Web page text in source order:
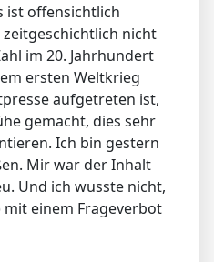
ist offensichtlich
nicht
im 20. Jahrhundert
ersten Weltkrieg
aufgetreten ist,
gemacht, dies sehr
Ich bin gestern
Mir war der Inhalt
Und ich wusste nicht,
mit einem Frageverbot